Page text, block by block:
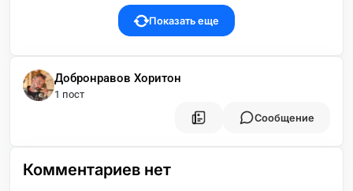
Показать еще
Добронравов Хоритон
1 пост
Сообщение
Комментариев нет